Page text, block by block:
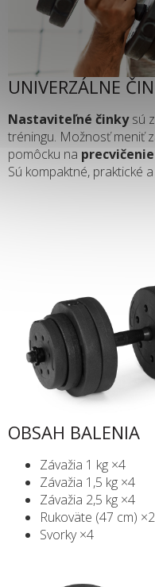
UNIVERZÁLNE
Nastaviteľné činkysú
tréningu. Možnosť meniť
pomôcku na
Sú kompaktné, praktické
OBSAH BALENIA
Závažia 1 kg ×4
Závažia 1,5 kg ×4
Závažia 2,5 kg ×4
Rukoväte (47 cm) ×2
Svorky ×4